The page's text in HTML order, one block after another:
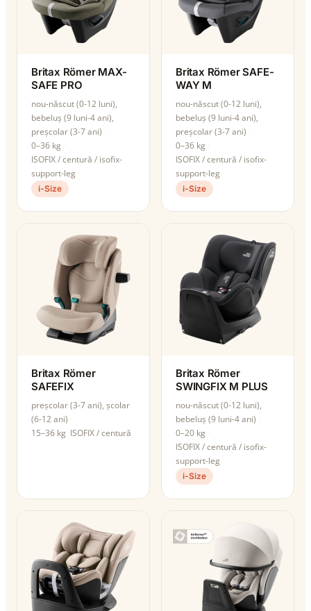
Britax Römer MAX-
SAFE PRO
nou-născut (0-12 luni),
bebeluș (9 luni-4 ani),
preșcolar (3-7 ani)
0–36 kg
ISOFIX / centură / isofix-
support-leg
i-Size
Britax Römer SAFE-
WAY M
nou-născut (0-12 luni),
bebeluș (9 luni-4 ani),
preșcolar (3-7 ani)
0–36 kg
ISOFIX / centură / isofix-
support-leg
i-Size
Britax Römer
SAFEFIX
preșcolar (3-7 ani), școlar
(6-12 ani)
15–36 kg ISOFIX / centură
Britax Römer
SWINGFIX M PLUS
nou-născut (0-12 luni),
bebeluș (9 luni-4 ani)
0–20 kg
ISOFIX / centură / isofix-
support-leg
i-Size